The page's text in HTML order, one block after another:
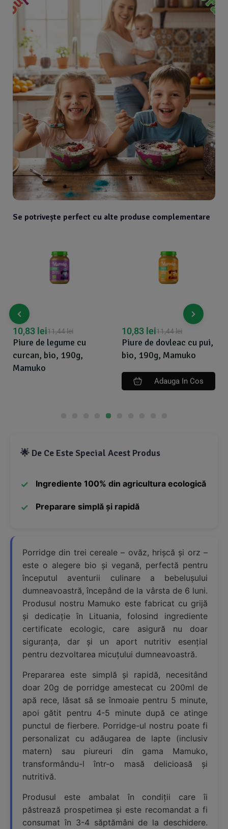
Se potrivește perfect cu alte produse complementare
Piure de legume cu
curcan, bio, 190g,
Mamuko
11,44lei
10,83 lei
Piure de dovleac cu pui,
bio, 190g, Mamuko
11,44lei
10,83 lei
Adauga In Cos
🌟 De Ce Este Special Acest Produs
Ingrediente 100% din agricultura ecologică
Preparare simplă și rapidă
Porridge din trei cereale – ovăz, hrișcă și orz –
este o alegere bio și vegană, perfectă pentru
începutul aventurii culinare a bebelușului
dumneavoastră, începând de la vârsta de 6 luni.
Produsul nostru Mamuko este fabricat cu grijă
și dedicație în Lituania, folosind ingrediente
certificate ecologic, care asigură nu doar
siguranța, dar și un aport nutritiv esențial
pentru dezvoltarea micuțului dumneavoastră.
Prepararea este simplă și rapidă, necesitând
doar 20g de porridge amestecat cu 200ml de
apă rece, lăsat să se înmoaie pentru 5 minute,
apoi gătit pentru 4-5 minute după ce atinge
punctul de fierbere. Porridge-ul nostru poate fi
personalizat cu adăugarea de lapte (inclusiv
matern) sau piureuri din gama Mamuko,
transformându-l într-o masă delicioasă și
nutritivă.
Produsul este ambalat în condiții care îi
păstrează prospetimea și este recomandat a fi
consumat în 3-4 săptămâni de la deschidere.